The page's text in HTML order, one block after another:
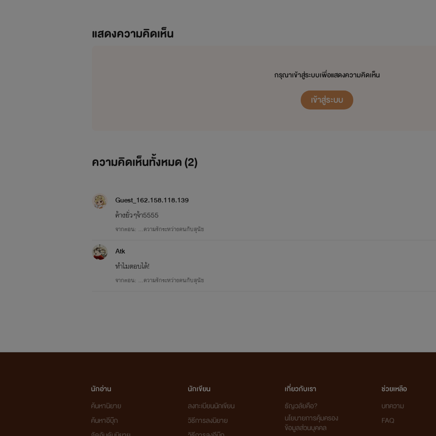
แสดงความคิดเห็น
กรุณาเข้าสู่ระบบเพื่อแสดงความคิดเห็น
เข้าสู่ระบบ
ความคิดเห็นทั้งหมด (2)
Guest_162.158.118.139
ค้างยั่วๆจ้า5555
จากตอน: ...ความรักระหว่างคนกับสุนัข
Atk
ทำไมตอบได้!
จากตอน: ...ความรักระหว่างคนกับสุนัข
นักอ่าน
ค้นหานิยาย
ค้นหาอีบุ๊ก
นักเขียน
ลงทะเบียนนักเขียน
วิธีการลงนิยาย
เกี่ยวกับเรา
ธัญวลัยคือ?
นโยบายการคุ้มครอง
ข้อมูลส่วนบุคคล
ช่วยเหลือ
บทความ
FAQ